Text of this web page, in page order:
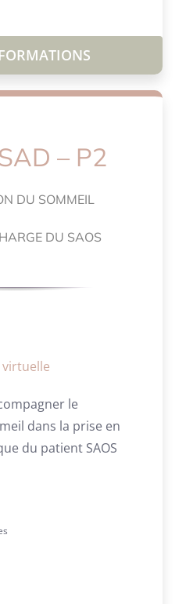
– P2
DU SOMMEIL
DU SAOS
virtuelle
le
dans la prise en
du patient SAOS